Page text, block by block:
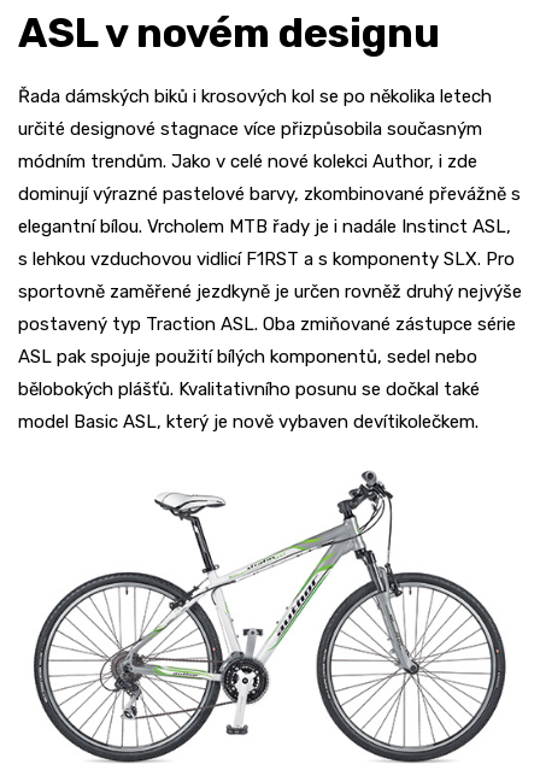
ASL v novém designu
Řada dámských biků i krosových kol se po několika letech
určité designové stagnace více přizpůsobila současným
módním trendům. Jako v celé nové kolekci Author, i zde
dominují výrazné pastelové barvy, zkombinované převážně s
elegantní bílou. Vrcholem MTB řady je i nadále Instinct ASL,
s lehkou vzduchovou vidlicí F1RST a s komponenty SLX. Pro
sportovně zaměřené jezdkyně je určen rovněž druhý nejvýše
postavený typ Traction ASL. Oba zmiňované zástupce série
ASL pak spojuje použití bílých komponentů, sedel nebo
bělobokých plášťů. Kvalitativního posunu se dočkal také
model Basic ASL, který je nově vybaven devítikolečkem.